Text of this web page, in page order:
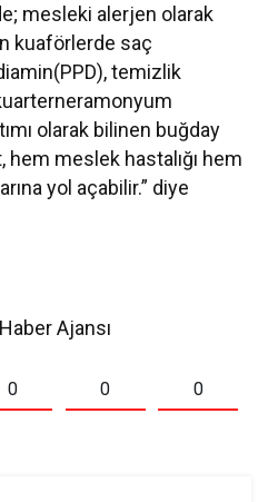
mesleki alerjen olarak
kuaförlerde saç
temizlik
olarak bilinen buğday
meslek hastalığı hem
yol açabilir.” diye
Ajansı
0 0 0